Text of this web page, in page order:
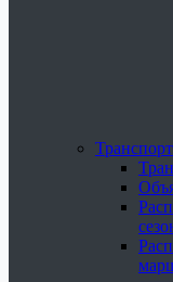
Транспорт